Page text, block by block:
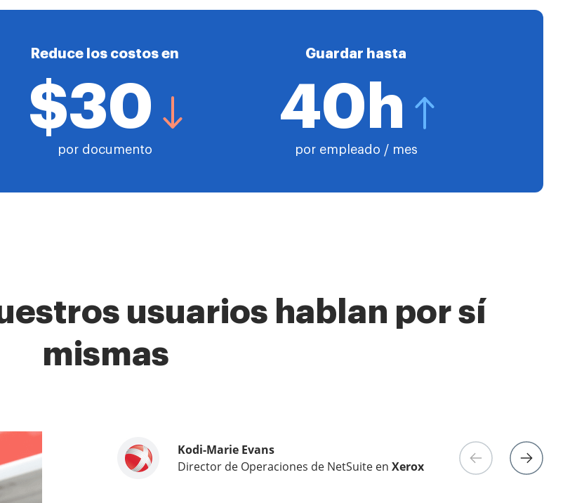
Reduce los costos en
$30
por documento
Guardar hasta
40h
por empleado / mes
usuarios hablan por sí
mismas
Kodi-Marie Evans
Director de Operaciones de NetSuite en Xerox
Samantha Jo
Socio de cliente Enterprise enYelp
Megan Bond
Gestión de marketing digital enElectrolux